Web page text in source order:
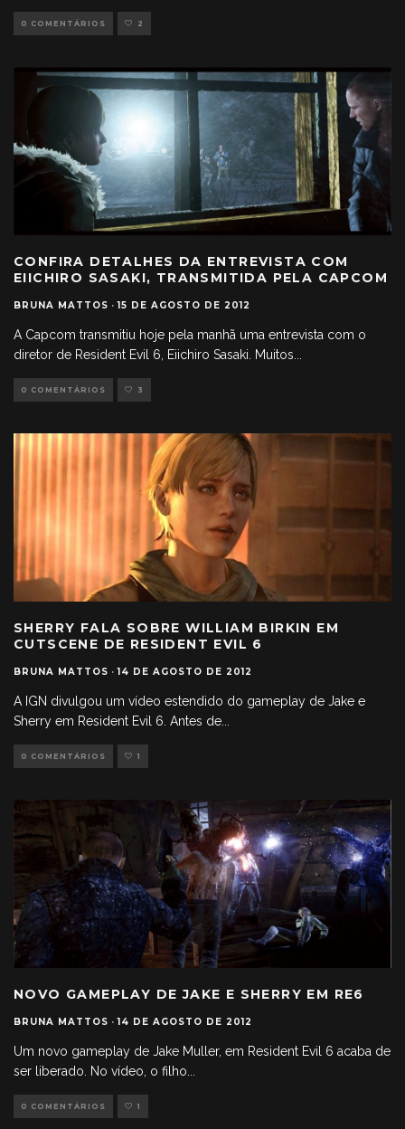
0 COMENTÁRIOS 2
CONFIRA DETALHES DA ENTREVISTA COM
EIICHIRO SASAKI, TRANSMITIDA PELA CAPCOM
BRUNA MATTOS · 15 DE AGOSTO DE 2012
A Capcom transmitiu hoje pela manhã uma entrevista com o
diretor de Resident Evil 6, Eiichiro Sasaki. Muitos
0 COMENTÁRIOS 3
SHERRY FALA SOBRE WILLIAM BIRKIN EM
CUTSCENE DE RESIDENT EVIL 6
BRUNA MATTOS · 14 DE AGOSTO DE 2012
A IGN divulgou um vídeo estendido do gameplay de Jake e
Sherry em Resident Evil 6. Antes de
0 COMENTÁRIOS 1
NOVO GAMEPLAY DE JAKE E SHERRY EM RE6
BRUNA MATTOS · 14 DE AGOSTO DE 2012
Um novo gameplay de Jake Muller, em Resident Evil 6 acaba de
ser liberado. No vídeo, o filho
0 COMENTÁRIOS 1